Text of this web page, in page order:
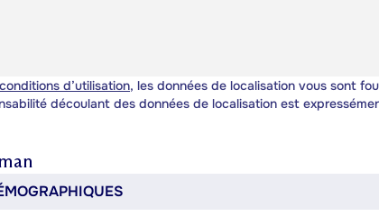
conditions d’utilisation, les données de localisation vous sont
découlant des données de localisation est